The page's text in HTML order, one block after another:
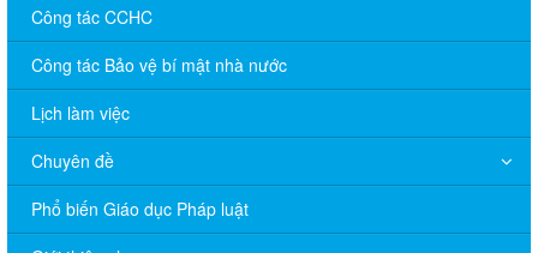
Công tác CCHC
Công tác Bảo vệ bí mật nhà nước
Lịch làm việc
Chuyên đề
Phổ biến Giáo dục Pháp luật
V/v đề nghị báo cáo hệ thống phân phối, nhãn hiệu hàng hóa